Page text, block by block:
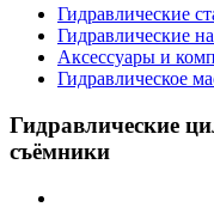
Гидравлические
Гидравлические
Аксессуары и
Гидравлическое
Гидравлические
съёмники